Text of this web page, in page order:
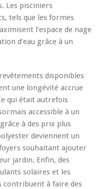
Les pisciniers
tels que les formes
l’espace de nage
d’eau grâce à un
disponibles
une longévité accrue
qui était autrefois
accessible à un
à des prix plus
deviennent un
souhaitant ajouter
jardin. Enfin, des
solaires et les
contribuent à faire des